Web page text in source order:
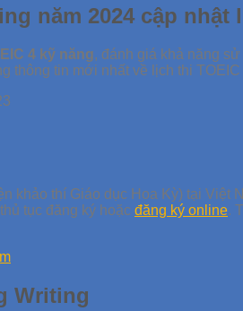
năm 2024 cập nhật
4 kỹ năng, đánh giá khả năng
thông tin mới nhất về lịch thi
khảo thí Giáo dục Hoa Kỳ) tại
tục đăng ký hoặc đăng ký online.
Writing